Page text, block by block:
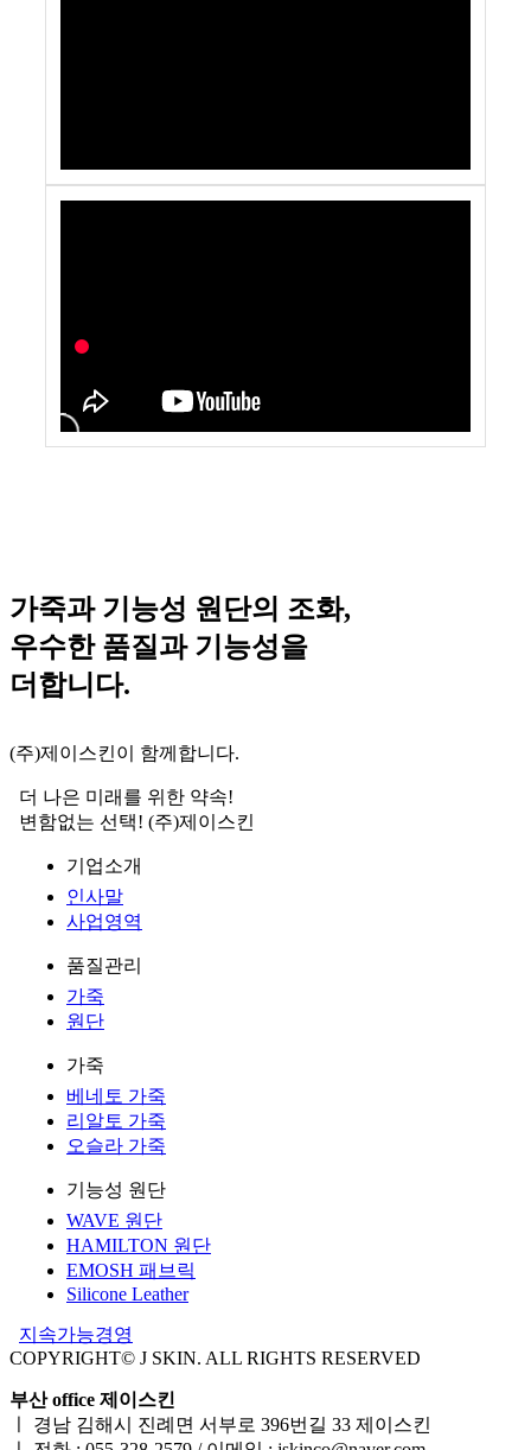
가죽과 기능성 원단의 조화,
우수한 품질과 기능성을
더합니다.
(주)제이스킨이 함께합니다.
더 나은 미래를 위한 약속!
변함없는 선택! (주)제이스킨
기업소개
인사말
사업영역
품질관리
가죽
원단
가죽
베네토 가죽
리알토 가죽
오슬라 가죽
기능성 원단
WAVE 원단
HAMILTON 원단
EMOSH 패브릭
Silicone Leather
지속가능경영
COPYRIGHT© J SKIN. ALL RIGHTS RESERVED
부산 office 제이스킨
ㅣ 경남 김해시 진례면 서부로 396번길 33 제이스킨